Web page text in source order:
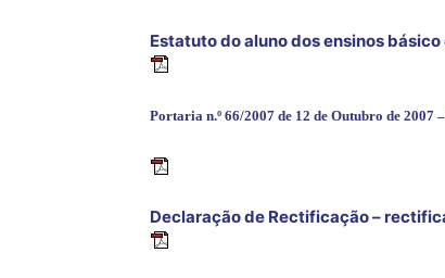
Estatuto do aluno dos ensinos
Portaria n.º 66/2007 de 12 de Outubro de 2007
Declaração de Rectificação –